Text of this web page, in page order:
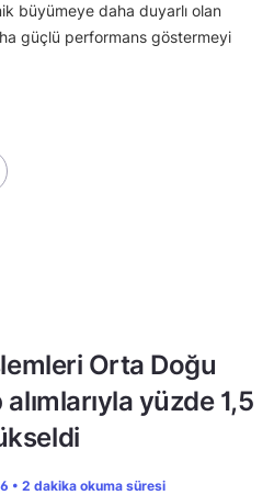
büyümeye daha duyarlı olan
güçlü performans göstermeyi
Orta Doğu
yüzde 1,5
• 2 dakika okuma süresi